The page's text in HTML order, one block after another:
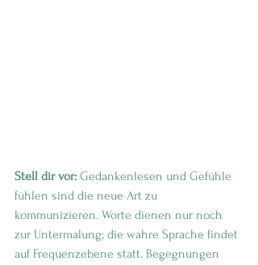
Stell dir vor: Gedankenlesen und Gefühle
fühlen sind die neue Art zu
kommunizieren. Worte dienen nur noch
zur Untermalung; die wahre Sprache findet
auf Frequenzebene statt. Begegnungen